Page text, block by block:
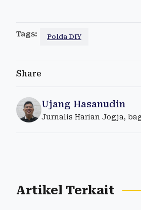
Tags: Polda DIY
Share
Ujang Hasanudin
Jurnalis Harian Jogja,
Artikel Terkait